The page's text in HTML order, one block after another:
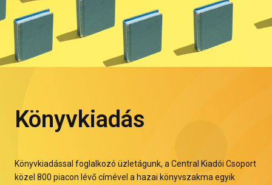
Könyvkiadás
Könyvkiadással foglalkozó üzletágunk, a Central Kiadói Csoport
közel 800 piacon lévő címével a hazai könyvszakma egyik